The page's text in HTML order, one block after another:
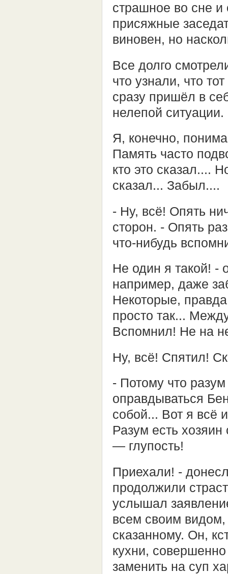
страшное во сне и
присяжные
виновен, но
Все долго
что узнали, что
сразу пришёл в
нелепой ситуации.
Я, конечно,
Память часто
кто это сказал....
сказал... Забыл....
- Ну, всё! Опять
сторон. - Опять
что-нибудь
Не один я такой! -
например, даже
Некоторые,
просто так...
Вспомнил! Не на
Ну, всё! Спятил!
- Потому что
оправдываться
собой... Вот я всё
Разум есть хозяин
— глупость!
Приехали! -
продолжили
услышал
всем своим видом,
сказанному. Он,
кухни,
заменить на суп